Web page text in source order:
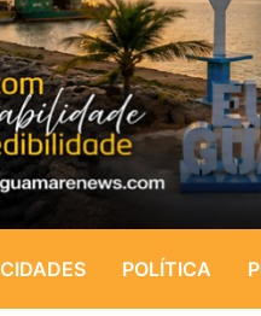
CIDADES POLÍTICA